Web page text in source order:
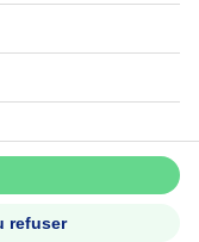
réservés
Vie privée
classement
-